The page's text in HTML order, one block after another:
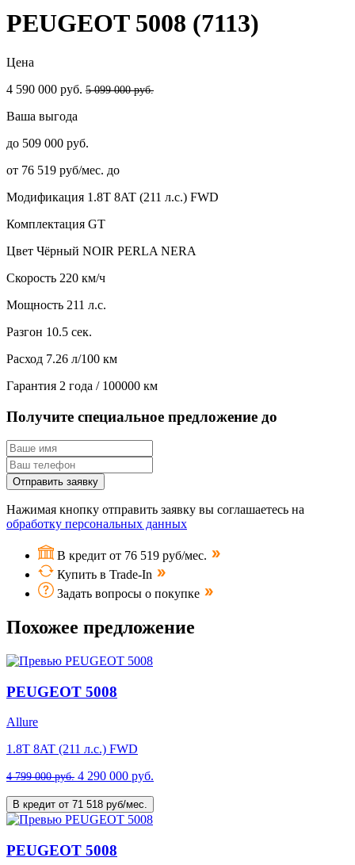
PEUGEOT 5008 (7113)
Цена
4 590 000 руб. 5 099 000 руб.
Ваша выгода
до 509 000 руб.
от 76 519 руб/мес. до
Модификация 1.8T 8AT (211 л.с.) FWD
Комплектация GT
Цвет Чёрный NOIR PERLA NERA
Скорость 220 км/ч
Мощность 211 л.с.
Разгон 10.5 сек.
Расход 7.26 л/100 км
Гарантия 2 года / 100000 км
Получите специальное предложение до
Отправить заявку
Нажимая кнопку отправить заявку вы соглашаетесь на
обработку персональных данных
В кредит от 76 519 руб/мес.
Купить в Trade-In
Задать вопросы о покупке
Похожее предложение
PEUGEOT 5008
Allure
1.8T 8AT (211 л.с.) FWD
4 799 000 руб. 4 290 000 руб.
В кредит от 71 518 руб/мес.
PEUGEOT 5008